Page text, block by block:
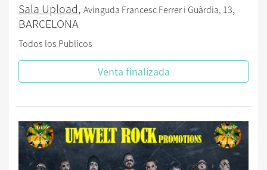
Sala Upload, Avinguda Francesc Ferrer i Guàrdia, 13,
BARCELONA
Todos los Publicos
Venta finalizada